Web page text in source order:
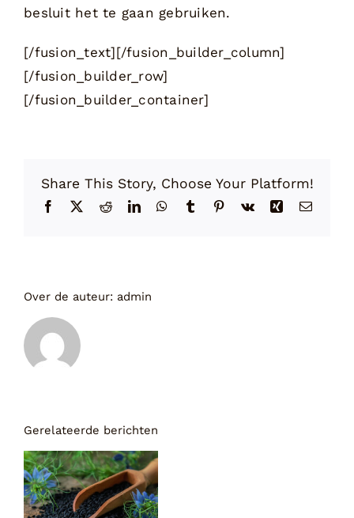
besluit het te gaan gebruiken.
[/fusion_text][/fusion_builder_column]
[/fusion_builder_row]
[/fusion_builder_container]
Share This Story, Choose Your Platform!
Facebook RedditLinkedInWhatsApp
Tumblr Pinterest
Vk Xing E-
Over de auteur: admin
Gerelateerde berichten
onderzoek
toont aan:
Zwartzaadolie
kan helpen bij